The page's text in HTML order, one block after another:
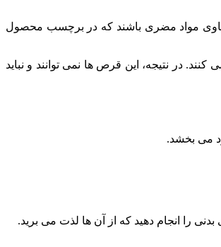
مواد مضری باشند که در برچسب محصول
در نتیجه، این قرص ها نمی توانند و نباید
می بخشد.
را انجام دهید که از آن ها لذت می برید.